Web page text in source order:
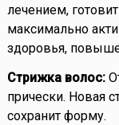
лечением,
максимально
здоровья,
Стрижка волос:
прически. Новая
сохранит форму.